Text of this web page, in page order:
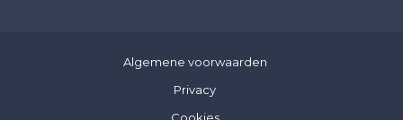
Algemene voorwaarden
Privacy